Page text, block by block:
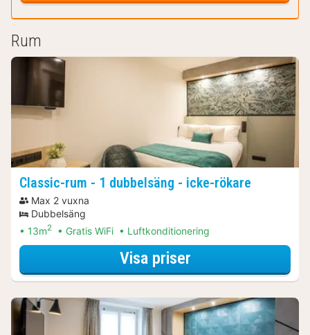
Rum
Classic-rum - 1 dubbelsäng - icke-rökare
Max 2 vuxna
Dubbelsäng
13m2 Gratis WiFi Luftkonditionering
Visa priserför Båtturer &